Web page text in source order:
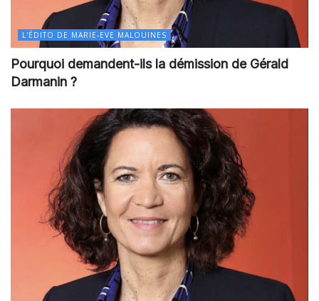
L'ÉDITO DE MARIE-EVE MALOUINES
Pourquoi demandent-ils la démission de Gérald
Darmanin ?